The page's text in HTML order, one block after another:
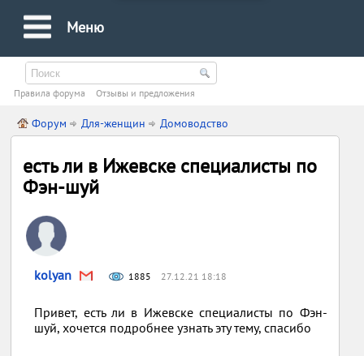
Меню
Правила форума Oтзывы и предложения
Форум Для-женщин Домоводство
есть ли в Ижевске специалисты по
Фэн-шуй
kolyan 1885 27.12.21 18:18
Привет, есть ли в Ижевске специалисты по Фэн-
шуй, хочется подробнее узнать эту тему, спасибо